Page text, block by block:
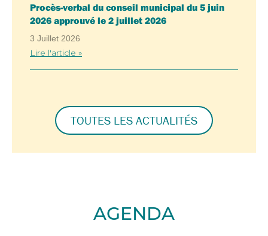
Procès-verbal du conseil municipal du 5 juin
2026 approuvé le 2 juillet 2026
3 Juillet 2026
Lire l'article »
TOUTES LES ACTUALITÉS
AGENDA